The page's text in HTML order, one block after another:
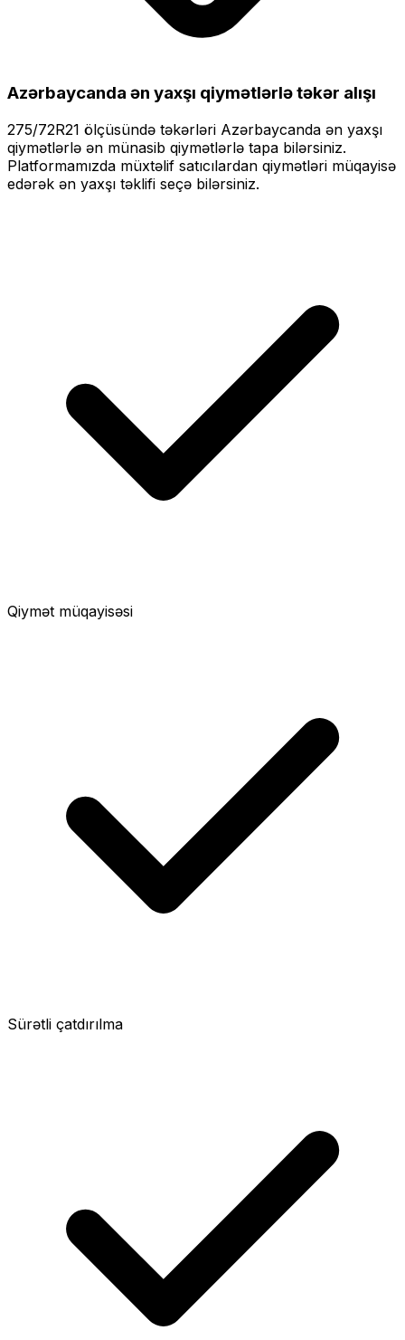
Azərbaycanda ən yaxşı qiymətlərlətəkər alışı
275/72R21 ölçüsündə təkərləri Azərbaycanda ən yaxşı
qiymətlərlə ən münasib qiymətlərlə tapa bilərsiniz.
Platformamızda müxtəlif satıcılardan qiymətləri müqayisə
edərək ən yaxşı təklifi seçə bilərsiniz.
Qiymət müqayisəsi
Sürətli çatdırılma